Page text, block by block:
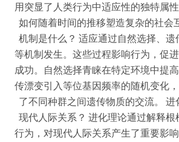
用突显了人类行为中适应性的独特属
如何随着时间的推移塑造复杂的社会
机制是什么？ 适应通过自然选择、遗
等机制发生。这些过程影响行为，促
成功。自然选择青睐在特定环境中提
传漂变引入等位基因频率的随机变化
了不同种群之间遗传物质的交流。
现代人际关系？ 进化理论通过解释根
行为，对现代人际关系产生了重要影